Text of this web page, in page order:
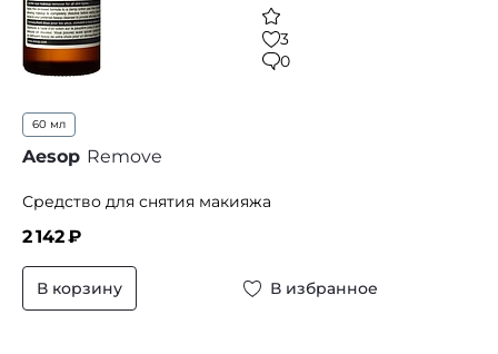
3
0
60 мл
Aesop Remove
Средство для снятия макияжа
2 142₽
В корзину В избранное